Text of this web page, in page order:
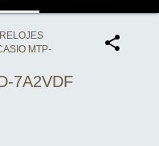
RELOJES
MTP-
7A2VDF